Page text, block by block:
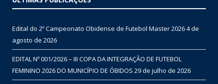
Edital do 2º Campeonato Obidense de Futebol Master 20264 de
agosto de 2026
EDITAL Nº 001/2026 – III COPA DA INTEGRAÇÃO DE FUTEBOL
FEMININO 2026 DO MUNICÍPIO DE ÓBIDOS 29 de julho de 2026